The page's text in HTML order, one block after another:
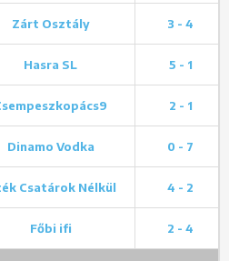
Zárt Osztály 3 - 4
Hasra SL 5 - 1
2 - 1
Dinamo Vodka 0 - 7
Csatárok Nélkül 4 - 2
Főbi ifi 2 - 4